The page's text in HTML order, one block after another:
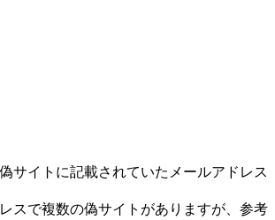
サイトに記載されていたメールアドレス
スで複数の偽サイトがありますが、参考